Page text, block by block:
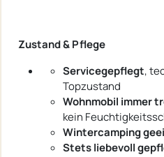
Zustand & Pflege
Servicegepflegt,
Topzustand
Wohnmobil immer
kein
Wintercamping
Stets liebevoll